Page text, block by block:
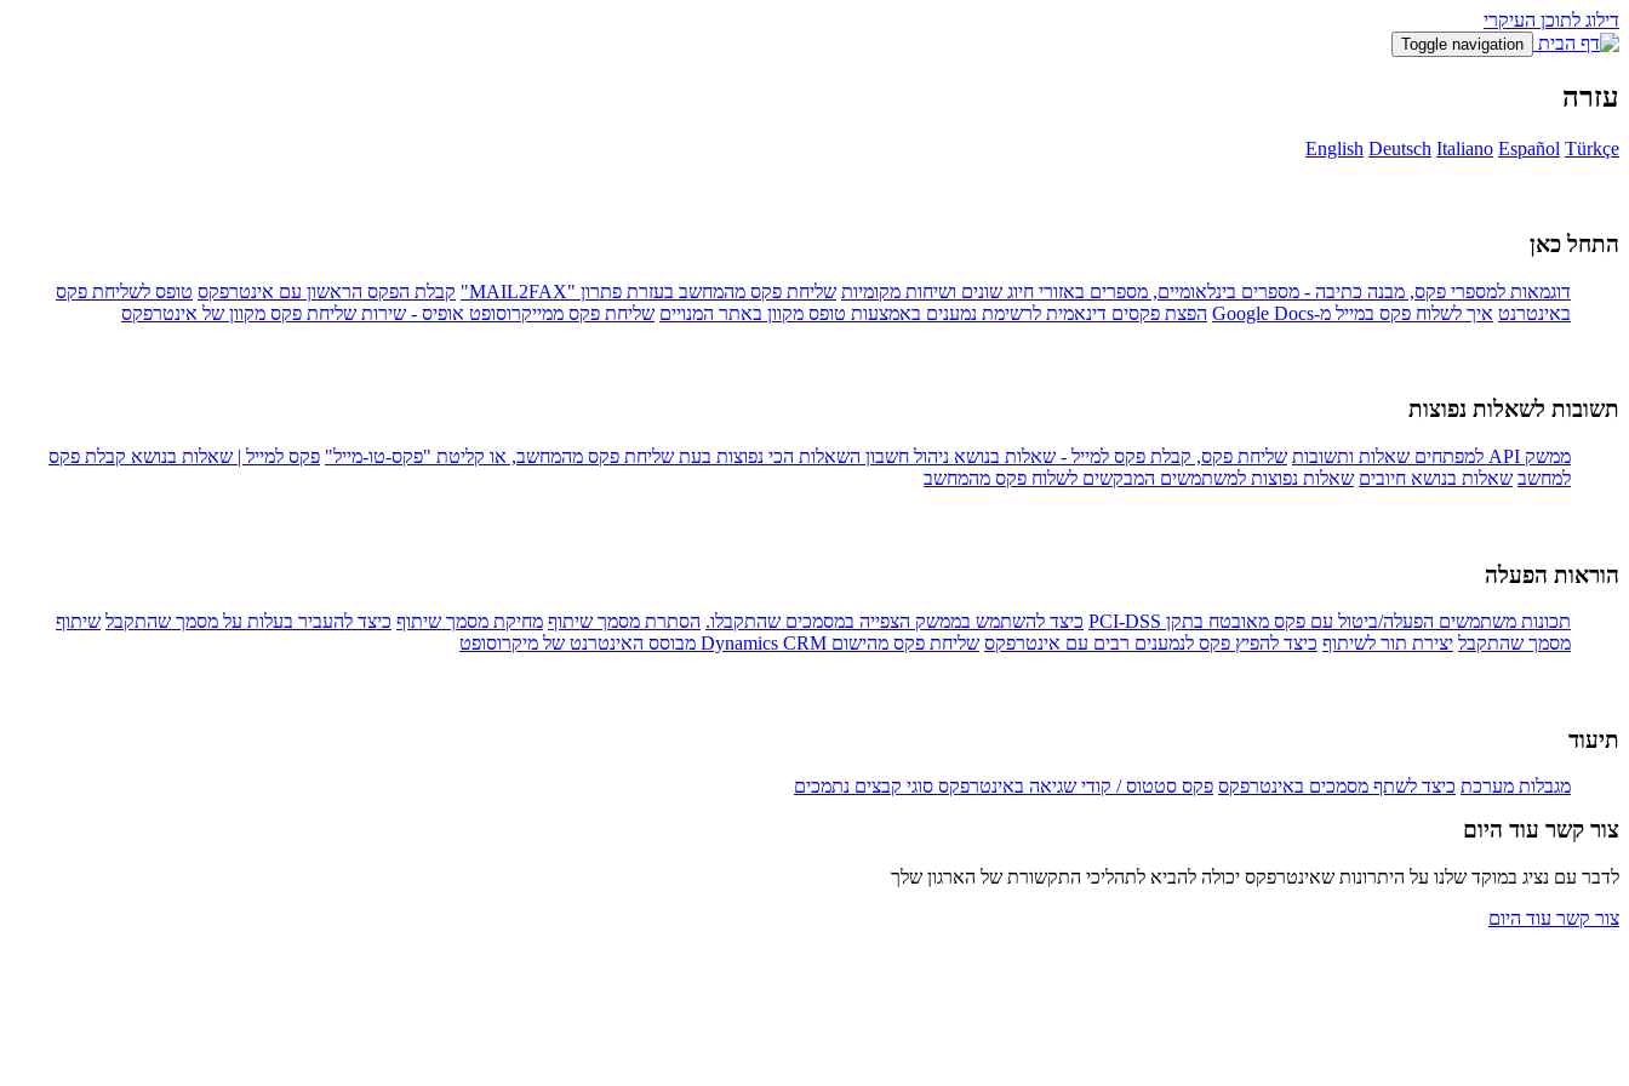
דילוג לתוכן העיקרי
Toggle navigation
עזרה
English Deutsch Italiano Español Türkçe
התחל כאן
דוגמאות למספרי פקס, מבנה כתיבה - מספרים בינלאומיים, מספרים באזורי חיוג שונים ושיחות מקומיות שליחת פקס מהמחשב בעזרת פתרון "MAIL2FAX" קבלת הפקס הראשון עם אינטרפקס טופס לשליחת פקס
באינטרנט איך לשלוח פקס במייל מ-Google Docs הפצת פקסים דינאמית לרשימת נמענים באמצעות טופס מקוון באתר המנויים שליחת פקס ממייקרוסופט אופיס - שירות שליחת פקס מקוון של אינטרפקס
תשובות לשאלות נפוצות
ממשק API למפתחים שאלות ותשובות שליחת פקס, קבלת פקס למייל - שאלות בנושא ניהול חשבון השאלות הכי נפוצות בעת שליחת פקס מהמחשב, או קליטת "פקס-טו-מייל" פקס למייל | שאלות בנושא קבלת פקס
למחשב שאלות בנושא חיובים שאלות נפוצות למשתמשים המבקשים לשלוח פקס מהמחשב
הוראות הפעלה
תכונות משתמשים הפעלה/ביטול עם פקס מאובטח בתקן PCI-DSS כיצד להשתמש בממשק הצפייה במסמכים שהתקבלו. הסתרת מסמך שיתוף מחיקת מסמך שיתוף כיצד להעביר בעלות על מסמך שהתקבל שיתוף
מסמך שהתקבל יצירת תור לשיתוף כיצד להפיץ פקס לנמענים רבים עם אינטרפקס שליחת פקס מהישום Dynamics CRM מבוסס האינטרנט של מיקרוסופט
תיעוד
מגבלות מערכת כיצד לשתף מסמכים באינטרפקס פקס סטטוס / קודי שגיאה באינטרפקס סוגי קבצים נתמכים
צור קשר עוד היום
לדבר עם נציג במוקד שלנו על היתרונות שאינטרפקס יכולה להביא לתהליכי התקשורת של הארגון שלך
צור קשר עוד היום